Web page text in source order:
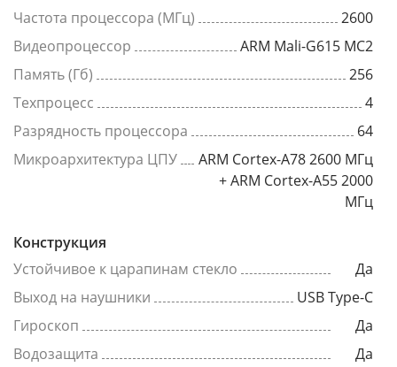
Частота процессора (МГц)
2600
Видеопроцессор
ARM Mali-G615 MC2
Память (Гб)
256
Техпроцесс
4
Разрядность процессора
64
Микроархитектура ЦПУ
ARM Cortex-A78 2600 МГц
+ ARM Cortex-A55 2000
МГц
Конструкция
Устойчивое к царапинам стекло
Да
Выход на наушники
USB Type-C
Гироскоп
Да
Водозащита
Да